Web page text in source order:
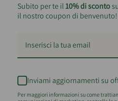
Subito per te il10% di sconto
il nostro coupon di benvenuto!
Inviami aggiornamenti su
Per maggiori informazioni su come